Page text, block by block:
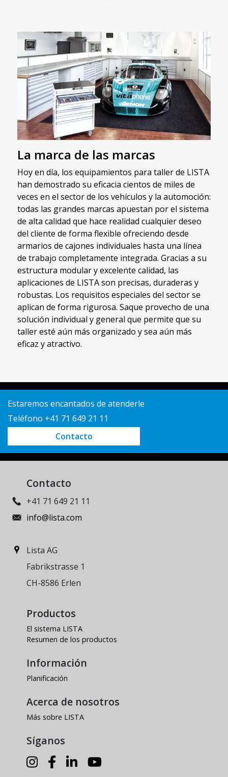
La marca de las marcas
Hoy en día, los equipamientos para taller de LISTA
han demostrado su eficacia cientos de miles de
veces en el sector de los vehículos y la automoción:
todas las grandes marcas apuestan por el sistema
de alta calidad que hace realidad cualquier deseo
del cliente de forma flexible ofreciendo desde
armarios de cajones individuales hasta una línea
de trabajo completamente integrada. Gracias a su
estructura modular y excelente calidad, las
aplicaciones de LISTA son precisas, duraderas y
robustas. Los requisitos especiales del sector se
aplican de forma rigurosa. Saque provecho de una
solución individual y general que permite que su
taller esté aún más organizado y sea aún más
eficaz y atractivo.
Estaremos encantados de atenderle
Teléfono +41 71 649 21 11
Contacto
Contacto
+41 71 649 21 11
info@lista.com
Lista AG
Fabrikstrasse 1
CH-8586 Erlen
Productos
El sistema LISTA
Resumen de los productos
Información
Planificación
Acerca de nosotros
Más sobre LISTA
Síganos